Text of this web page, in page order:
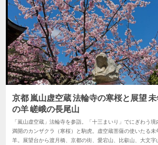
京都 嵐山虚空蔵 法輪寺の寒桜と展望
の羊 嵯峨の長尾山
「嵐山虚空蔵」法輪寺を参詣。「十三まいり」でにぎわう境
満開のカンザクラ（寒桜）と駒虎。虚空蔵菩薩の使いたる未
羊。展望台から渡月橋、京都の街、愛宕山、比叡山、大文字